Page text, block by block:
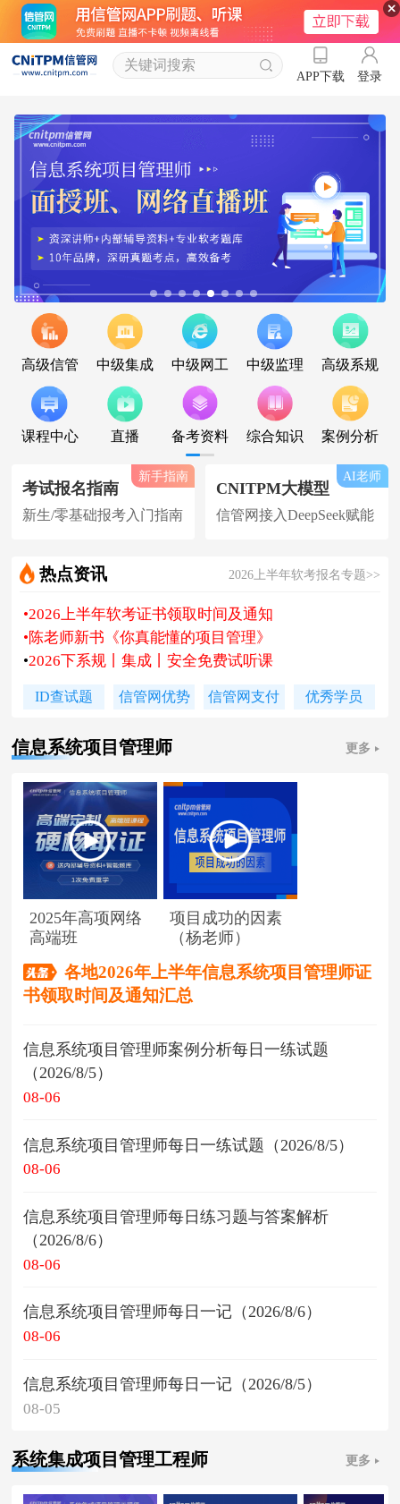
APP下载 登录
高级信管 中级集成 中级网工 中级监理 高级系规
课程中心 直播 备考资料 综合知识 案例分析
考试报名指南
新生/零基础报考入门指南
新手指南
CNITPM大模型
信管网接入DeepSeek赋能
AI老师
热点资讯 2026上半年软考报名专题>>
•2026上半年软考证书领取时间及通知
•陈老师新书《你真能懂的项目管理》
•2026下系规丨集成丨安全免费试听课
信管网接入人工智能 丨 AI 赋能备考
•信管网软考讲师合作招聘(全职/兼职)
ID查试题 信管网优势 信管网支付 优秀学员
信息系统项目管理师 更多
2025年高项网络
高端班
项目成功的因素
（杨老师）
各地2026年上半年信息系统项目管理师证
书领取时间及通知汇总
信息系统项目管理师案例分析每日一练试题
（2026/8/5）
08-06
信息系统项目管理师每日一练试题（2026/8/5）
08-06
信息系统项目管理师每日练习题与答案解析
（2026/8/6）
08-06
信息系统项目管理师每日一记（2026/8/6）
08-06
信息系统项目管理师每日一记（2026/8/5）
08-05
系统集成项目管理工程师 更多